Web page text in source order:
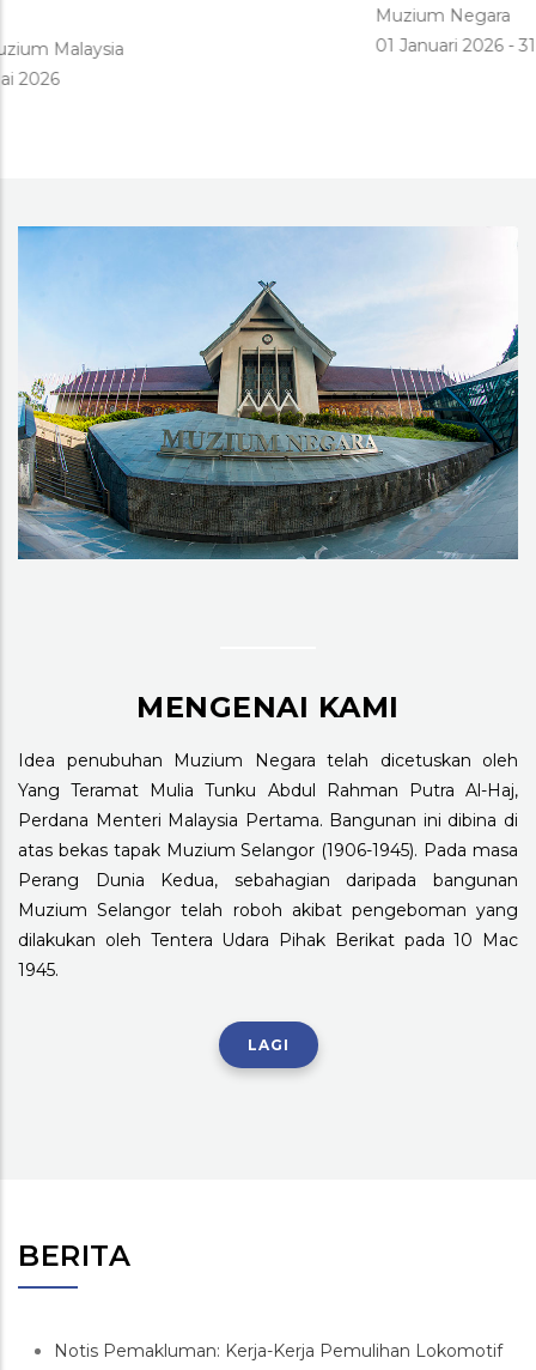
01 Januari 2026
MENGENAI KAMI
Idea penubuhan Muzium Negara telah dicetuskan oleh
Yang Teramat Mulia Tunku Abdul Rahman Putra Al-Haj,
Perdana Menteri Malaysia Pertama. Bangunan ini dibina di
atas bekas tapak Muzium Selangor (1906-1945). Pada masa
Perang Dunia Kedua, sebahagian daripada bangunan
Muzium Selangor telah roboh akibat pengeboman yang
dilakukan oleh Tentera Udara Pihak Berikat pada 10 Mac
1945.
LAGI
BERITA
Notis Pemakluman: Kerja-Kerja Pemulihan Lokomotif